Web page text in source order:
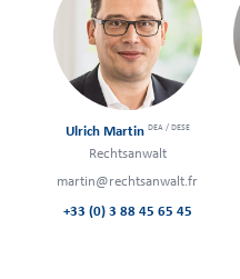
Ulrich Martin DEA / DESE
Rechtsanwalt
martin@rechtsanwalt.fr
+33 (0) 3 88 45 65 45